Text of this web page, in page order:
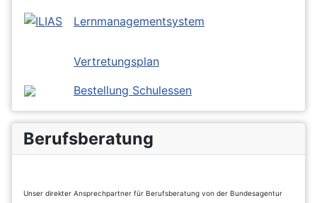
Lernmanagementsystem
Vertretungsplan
Bestellung Schulessen
Berufsberatung
Unser direkter Ansprechpartner für Berufsberatung von der Bundesagentur